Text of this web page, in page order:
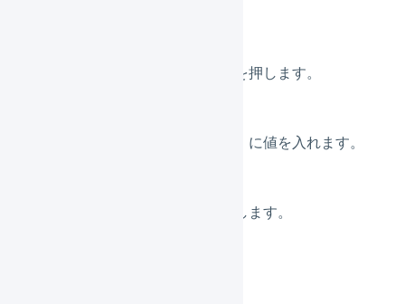
」を押します。
「仕入」の「発注点」に値を入れます。
」を押します。